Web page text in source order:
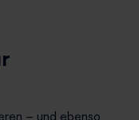
– und ebenso